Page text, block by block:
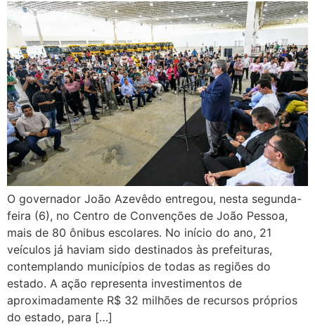
O governador João Azevêdo entregou, nesta segunda-
feira (6), no Centro de Convenções de João Pessoa,
mais de 80 ônibus escolares. No início do ano, 21
veículos já haviam sido destinados às prefeituras,
contemplando municípios de todas as regiões do
estado. A ação representa investimentos de
aproximadamente R$ 32 milhões de recursos próprios
do estado, para […]